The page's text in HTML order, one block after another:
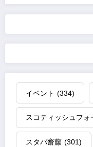
イベント (334)
スコティッシュフォ
スタパ齋藤 (301)